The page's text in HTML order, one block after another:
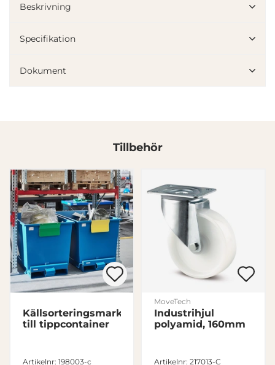
Denna webbplats använder cookies
Beskrivning
Specifikation
Dokument
Tillbehör
Källsorteringsmarkör
till tippcontainer
Artikelnr: 198003-c
MoveTech
Industrihjul
polyamid, 160mm
Artikelnr: 217013-C